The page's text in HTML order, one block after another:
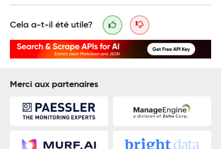
Cela a-t-il été utile?
Merci aux partenaires